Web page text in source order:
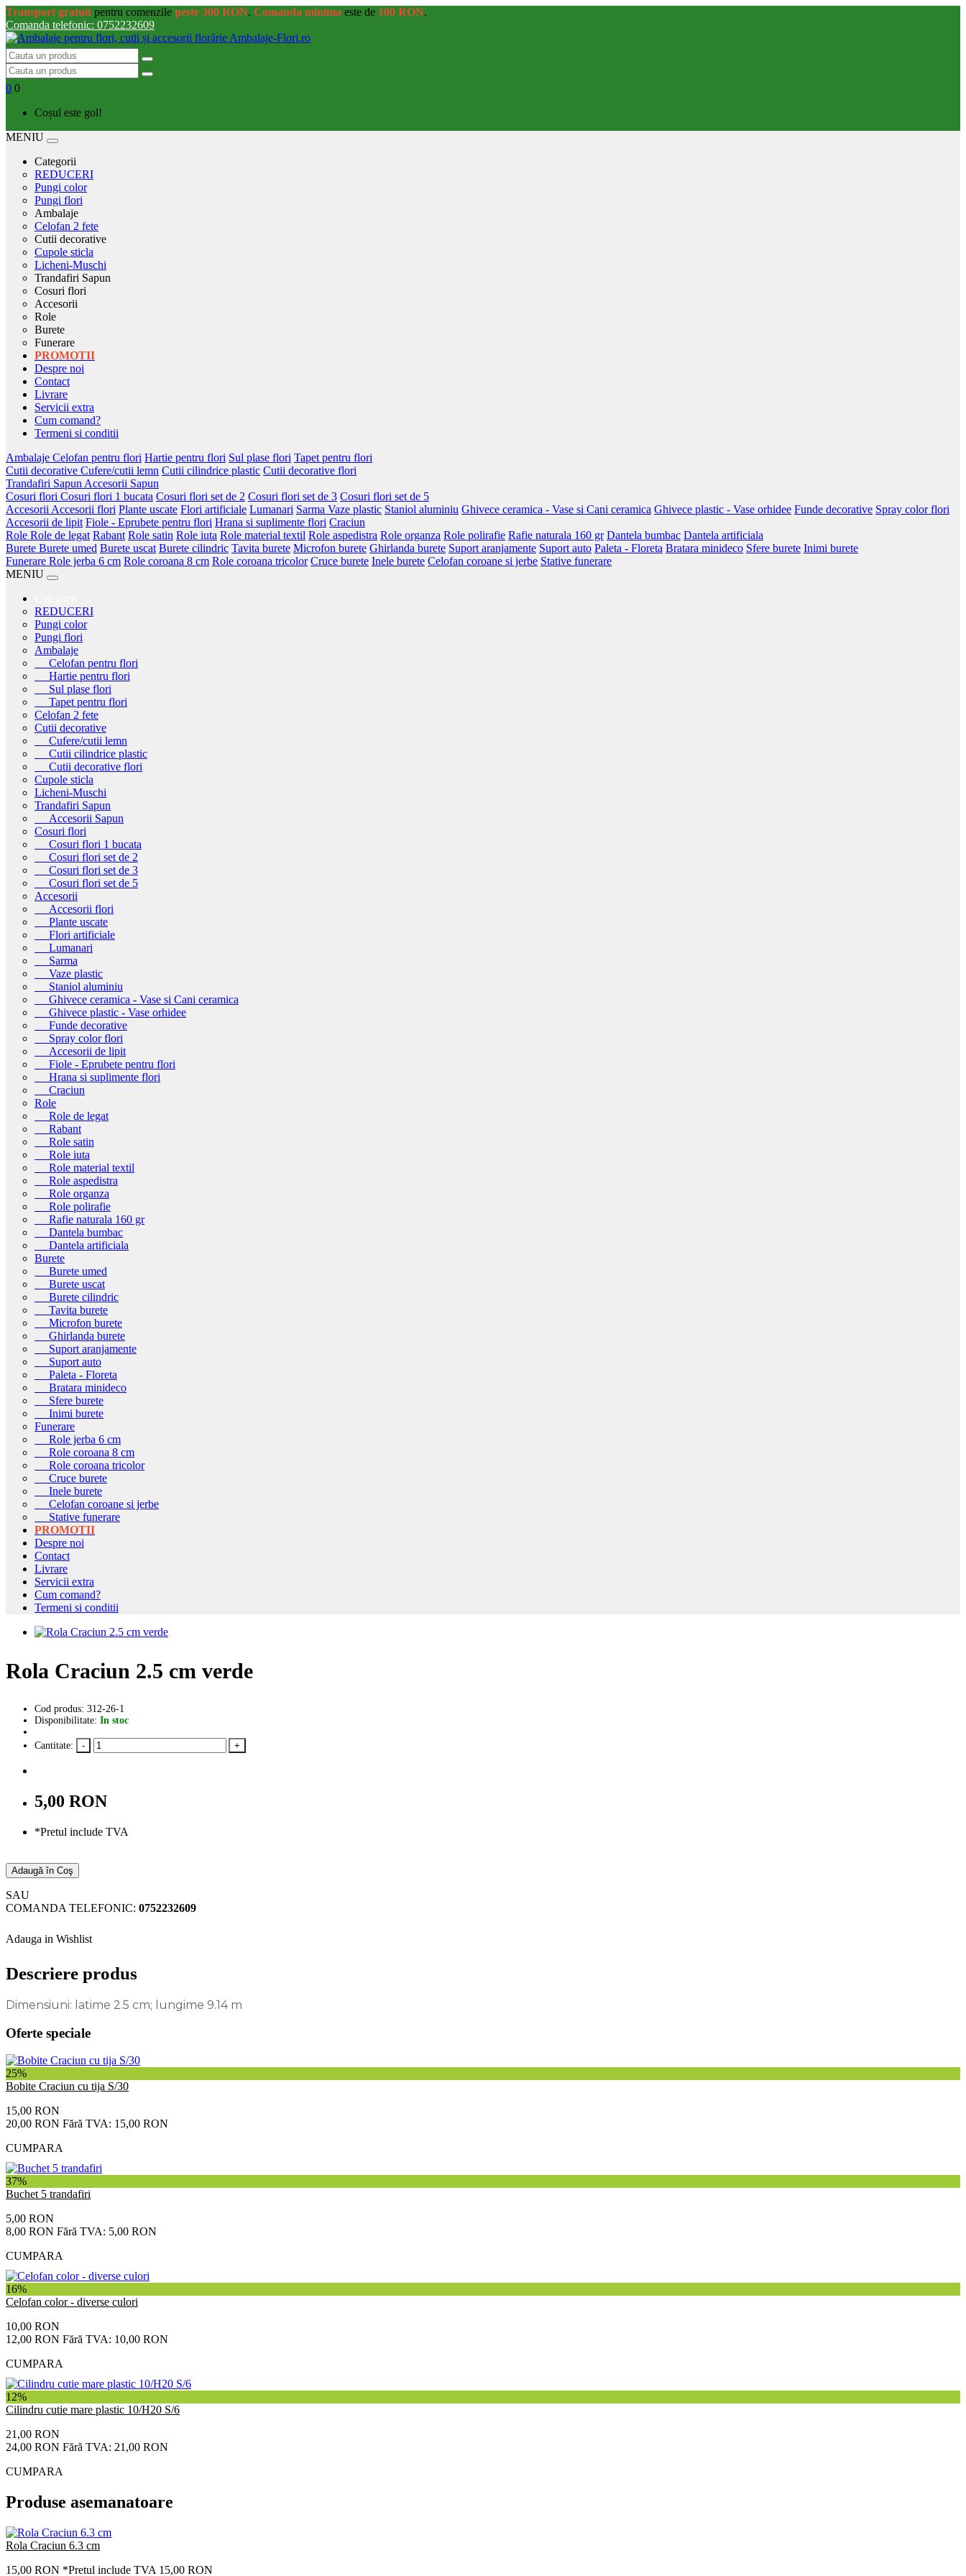
Transport gratuit pentru comenzile peste 300 RON. Comanda minima este de 100 RON.
Comanda telefonic: 0752232609
0 0
Coșul este gol!
MENIU
Categorii
REDUCERI
Pungi color
Pungi flori
Ambalaje
Celofan 2 fete
Cutii decorative
Cupole sticla
Licheni-Muschi
Trandafiri Sapun
Cosuri flori
Accesorii
Role
Burete
Funerare
PROMOTII
Despre noi
Contact
Livrare
Servicii extra
Cum comand?
Termeni si conditii
Ambalaje Celofan pentru flori Hartie pentru flori Sul plase flori Tapet pentru flori
Cutii decorative Cufere/cutii lemn Cutii cilindrice plastic Cutii decorative flori
Trandafiri Sapun Accesorii Sapun
Cosuri flori Cosuri flori 1 bucata Cosuri flori set de 2 Cosuri flori set de 3 Cosuri flori set de 5
Accesorii Accesorii flori Plante uscate Flori artificiale Lumanari Sarma Vaze plastic Staniol aluminiu Ghivece ceramica - Vase si Cani ceramica Ghivece plastic - Vase orhidee Funde decorative Spray color flori
Accesorii de lipit Fiole - Eprubete pentru flori Hrana si suplimente flori Craciun
Role Role de legat Rabant Role satin Role iuta Role material textil Role aspedistra Role organza Role polirafie Rafie naturala 160 gr Dantela bumbac Dantela artificiala
Burete Burete umed Burete uscat Burete cilindric Tavita burete Microfon burete Ghirlanda burete Suport aranjamente Suport auto Paleta - Floreta Bratara minideco Sfere burete Inimi burete
Funerare Role jerba 6 cm Role coroana 8 cm Role coroana tricolor Cruce burete Inele burete Celofan coroane si jerbe Stative funerare
MENIU
REDUCERI
Pungi color
Pungi flori
Ambalaje
Celofan pentru flori
Hartie pentru flori
Sul plase flori
Tapet pentru flori
Celofan 2 fete
Cutii decorative
Cufere/cutii lemn
Cutii cilindrice plastic
Cutii decorative flori
Cupole sticla
Licheni-Muschi
Trandafiri Sapun
Accesorii Sapun
Cosuri flori
Cosuri flori 1 bucata
Cosuri flori set de 2
Cosuri flori set de 3
Cosuri flori set de 5
Accesorii
Accesorii flori
Plante uscate
Flori artificiale
Lumanari
Sarma
Vaze plastic
Staniol aluminiu
Ghivece ceramica - Vase si Cani ceramica
Ghivece plastic - Vase orhidee
Funde decorative
Spray color flori
Accesorii de lipit
Fiole - Eprubete pentru flori
Hrana si suplimente flori
Craciun
Role
Role de legat
Rabant
Role satin
Role iuta
Role material textil
Role aspedistra
Role organza
Role polirafie
Rafie naturala 160 gr
Dantela bumbac
Dantela artificiala
Burete
Burete umed
Burete uscat
Burete cilindric
Tavita burete
Microfon burete
Ghirlanda burete
Suport aranjamente
Suport auto
Paleta - Floreta
Bratara minideco
Sfere burete
Inimi burete
Funerare
Role jerba 6 cm
Role coroana 8 cm
Role coroana tricolor
Cruce burete
Inele burete
Celofan coroane si jerbe
Stative funerare
PROMOTII
Despre noi
Contact
Livrare
Servicii extra
Cum comand?
Termeni si conditii
Rola Craciun 2.5 cm verde
Cod produs: 312-26-1
Disponibilitate: In stoc
Cantitate:
5,00 RON
*Pretul include TVA
Adaugă în Coş
SAU
COMANDA TELEFONIC: 0752232609
Adauga in Wishlist
Descriere produs
Dimensiuni: latime 2.5 cm; lungime 9.14 m
Oferte speciale
25%
Bobite Craciun cu tija S/30
15,00 RON
20,00 RON Fără TVA: 15,00 RON
CUMPARA
37%
Buchet 5 trandafiri
5,00 RON
8,00 RON Fără TVA: 5,00 RON
CUMPARA
16%
Celofan color - diverse culori
10,00 RON
12,00 RON Fără TVA: 10,00 RON
CUMPARA
12%
Cilindru cutie mare plastic 10/H20 S/6
21,00 RON
24,00 RON Fără TVA: 21,00 RON
CUMPARA
Produse asemanatoare
Rola Craciun 6.3 cm
15,00 RON *Pretul include TVA 15,00 RON